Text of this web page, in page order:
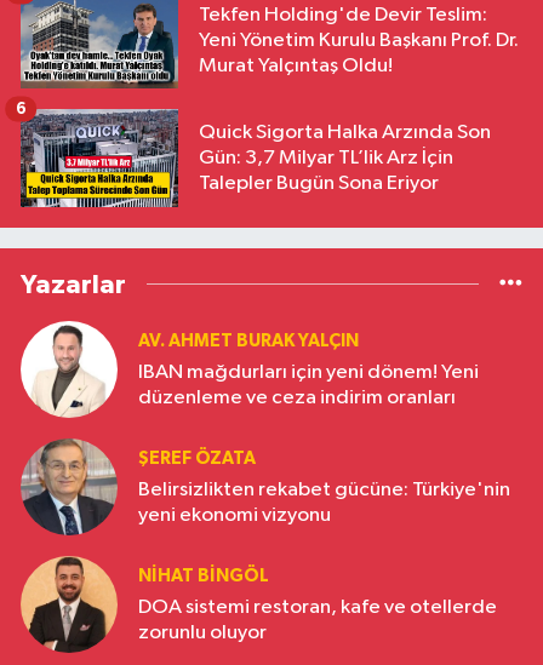
Tekfen Holding'de Devir Teslim:
Yeni Yönetim Kurulu Başkanı Prof. Dr.
Murat Yalçıntaş Oldu!
Quick Sigorta Halka Arzında Son
Gün: 3,7 Milyar TL’lik Arz İçin
Talepler Bugün Sona Eriyor
6
Yazarlar
AV. AHMET BURAK YALÇIN
IBAN mağdurları için yeni dönem! Yeni
düzenleme ve ceza indirim oranları
ŞEREF ÖZATA
Belirsizlikten rekabet gücüne: Türkiye'nin
yeni ekonomi vizyonu
NIHAT BINGÖL
DOA sistemi restoran, kafe ve otellerde
zorunlu oluyor